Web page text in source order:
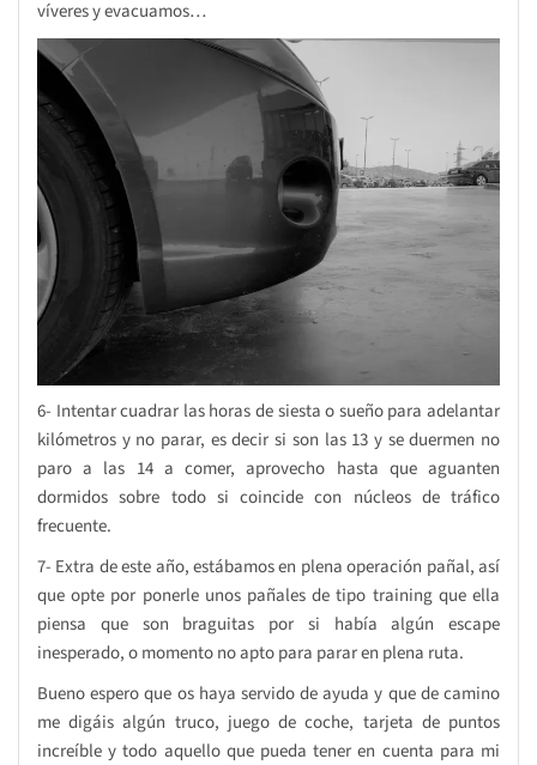
víveres y evacuamos…
6- Intentar cuadrar las horas de siesta o sueño para adelantar
kilómetros y no parar, es decir si son las 13 y se duermen no
paro a las 14 a comer, aprovecho hasta que aguanten
dormidos sobre todo si coincide con núcleos de tráfico
frecuente.
7- Extra de este año, estábamos en plena operación pañal, así
que opte por ponerle unos pañales de tipo training que ella
piensa que son braguitas por si había algún escape
inesperado, o momento no apto para parar en plena ruta.
Bueno espero que os haya servido de ayuda y que de camino
me digáis algún truco, juego de coche, tarjeta de puntos
increíble y todo aquello que pueda tener en cuenta para mi